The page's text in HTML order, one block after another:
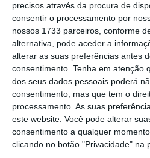
precisos através da procura de
consentir o processamento por
nossos 1733 parceiros, conforme
alternativa, pode aceder a
alterar as suas preferências antes
consentimento. Tenha em atenção
dos seus dados pessoais poderá
consentimento, mas que tem o
processamento. As suas
este website. Você pode alterar
consentimento a qualquer
clicando no botão "Privacidade" na